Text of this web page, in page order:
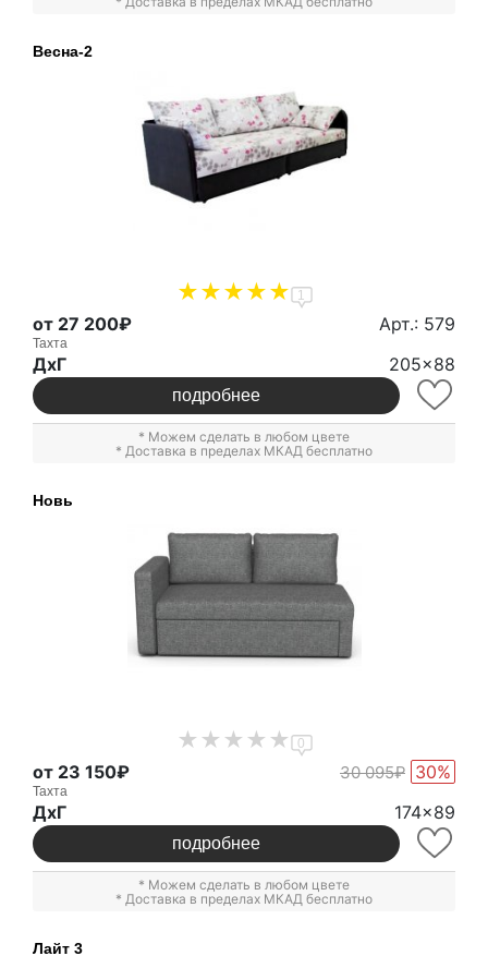
Весна-2
1
от 27 200₽ Арт.: 579
Тахта
ДxГ 205x88
подробнее
* Можем сделать в любом цвете
* Доставка в пределах МКАД бесплатно
Новь
0
от 23 150₽ 30 095₽ 30%
Тахта
ДxГ 174x89
подробнее
* Можем сделать в любом цвете
* Доставка в пределах МКАД бесплатно
Лайт 3